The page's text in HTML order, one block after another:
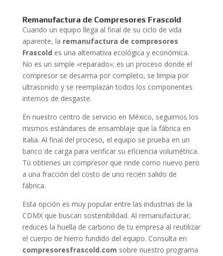
Remanufactura de Compresores Frascold
Cuando un equipo llega al final de su ciclo de vida
aparente, la remanufactura de compresores
Frascold es una alternativa ecológica y económica.
No es un simple «reparado»; es un proceso donde el
compresor se desarma por completo, se limpia por
ultrasonido y se reemplazan todos los componentes
internos de desgaste.
En nuestro centro de servicio en México, seguimos los
mismos estándares de ensamblaje que la fábrica en
Italia. Al final del proceso, el equipo se prueba en un
banco de carga para verificar su eficiencia volumétrica.
Tú obtienes un compresor que rinde como nuevo pero
a una fracción del costo de uno recién salido de
fábrica.
Esta opción es muy popular entre las industrias de la
CDMX que buscan sostenibilidad. Al remanufacturar,
reduces la huella de carbono de tu empresa al reutilizar
el cuerpo de hierro fundido del equipo. Consulta en
compresoresfrascold.com sobre nuestro programa